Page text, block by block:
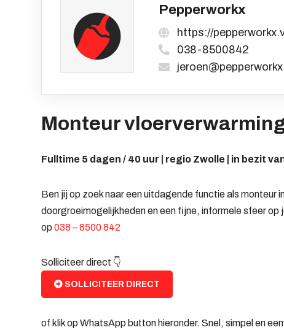
Pepperworkx
https://
038-8500842
Monteur
Fulltime 5 dagen / 40 uur | regio Zwolle | in bezit
Ben jij op zoek naar een uitdagende functie als
doorgroeimogelijkheden en een fijne, informele sfeer op
op038 – 8500 842
Solliciteer direct 👇
SOLLICITEER DIRECT
of klik op WhatsApp button hieronder. Snel, simpel en